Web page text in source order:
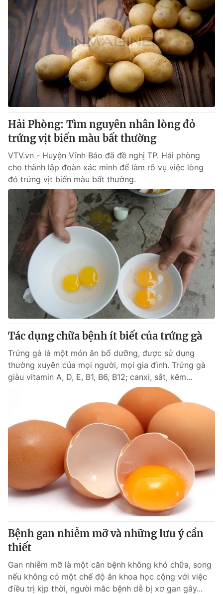
Hải Phòng: Tìm nguyên nhân lòng đỏ
trứng vịt biến màu bất thường
VTV.vn - Huyện Vĩnh Bảo đã đề nghị TP. Hải phòng
cho thành lập đoàn xác minh để làm rõ vụ việc lòng
đỏ trứng vịt biến màu bất thường.
Tác dụng chữa bệnh ít biết của trứng gà
Trứng gà là một món ăn bổ dưỡng, được sử dụng
thường xuyên của mọi người, mọi gia đình. Trứng gà
giàu vitamin A, D, E, B1, B6, B12; canxi, sắt, kẽm...
Bệnh gan nhiễm mỡ và những lưu ý cần
thiết
Gan nhiễm mỡ là một căn bệnh không khó chữa, song
nếu không có một chế độ ăn khoa học cộng với việc
điều trị kịp thời, người mắc bệnh dễ bị xơ gan gây...